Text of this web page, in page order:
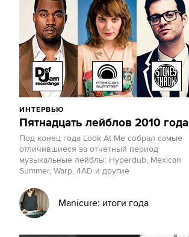
ИНТЕРВЬЮ
Пятнадцать лейблов 2010 года
Под конец года Look At Me собрал самые
отличившиеся за отчетный период
музыкальные лейблы: Hyperdub, Mexican
Summer, Warp, 4AD и другие
Manicure: итоги года